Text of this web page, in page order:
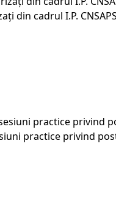
din cadrul I.P.
practice privind